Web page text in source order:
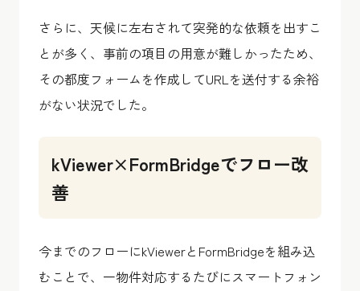
さらに、天候に左右されて突発的な依頼を出すこ
とが多く、事前の項目の用意が難しかったため、
その都度フォームを作成してURLを送付する余裕
がない状況でした。
kViewer×FormBridgeでフロー改
善
今までのフローにkViewerとFormBridgeを組み込
むことで、一物件対応するたびにスマートフォン